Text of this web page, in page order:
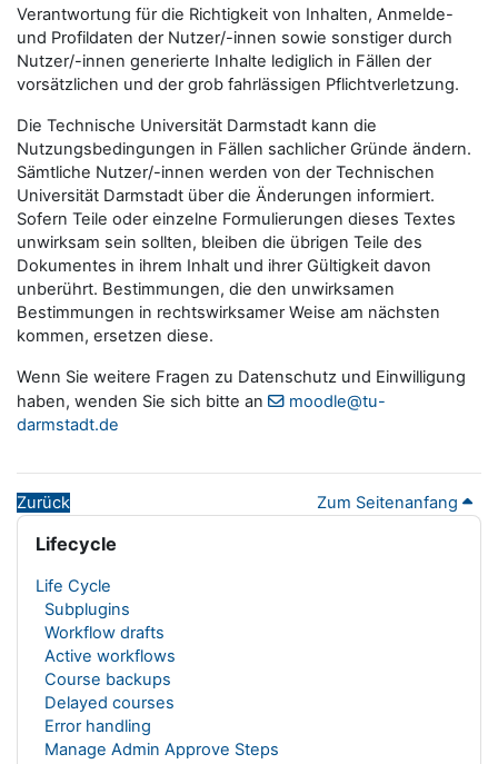
Verantwortung für die Richtigkeit von Inhalten, Anmelde-
und Profildaten der Nutzer/-innen sowie sonstiger durch
Nutzer/-innen generierte Inhalte lediglich in Fällen der
vorsätzlichen und der grob fahrlässigen Pflichtverletzung.
Die Technische Universität Darmstadt kann die
Nutzungsbedingungen in Fällen sachlicher Gründe ändern.
Sämtliche Nutzer/-innen werden von der Technischen
Universität Darmstadt über die Änderungen informiert.
Sofern Teile oder einzelne Formulierungen dieses Textes
unwirksam sein sollten, bleiben die übrigen Teile des
Dokumentes in ihrem Inhalt und ihrer Gültigkeit davon
unberührt. Bestimmungen, die den unwirksamen
Bestimmungen in rechtswirksamer Weise am nächsten
kommen, ersetzen diese.
Wenn Sie weitere Fragen zu Datenschutz und Einwilligung
haben, wenden Sie sich bitte an
moodle@tu-
darmstadt.de
Zurück Zum Seitenanfang
Blöcke
Lifecycle überspringen
Lifecycle
Life Cycle
Subplugins
Workflow drafts
Active workflows
Course backups
Delayed courses
Error handling
Manage Admin Approve Steps